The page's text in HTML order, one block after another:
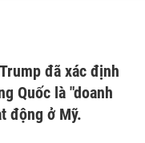
đã xác định
Quốc là "doanh
động ở Mỹ.